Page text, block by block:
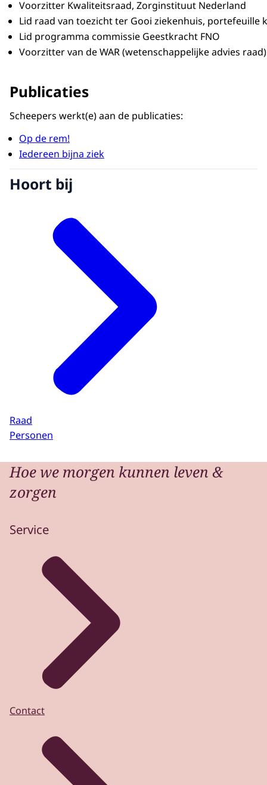
Voorzitter Kwaliteitsraad, Zorginstituut Nederland
Lid raad van toezicht ter Gooi ziekenhuis, portefeuille
Lid programma commissie Geestkracht FNO
Voorzitter van de WAR (wetenschappelijke advies
Publicaties
Scheepers werkt(e) aan de publicaties:
Op de rem!
Iedereen bijna ziek
Hoort bij
Raad
Personen
Hoe we morgen kunnen leven &
zorgen
Service
Contact